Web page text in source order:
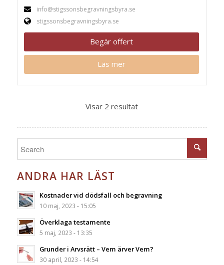
info@stigssonsbegravningsbyra.se
stigssonsbegravningsbyra.se
Begär offert
Läs mer
Visar 2 resultat
ANDRA HAR LÄST
Kostnader vid dödsfall och begravning
10 maj, 2023 - 15:05
Överklaga testamente
5 maj, 2023 - 13:35
Grunder i Arvsrätt – Vem ärver Vem?
30 april, 2023 - 14:54